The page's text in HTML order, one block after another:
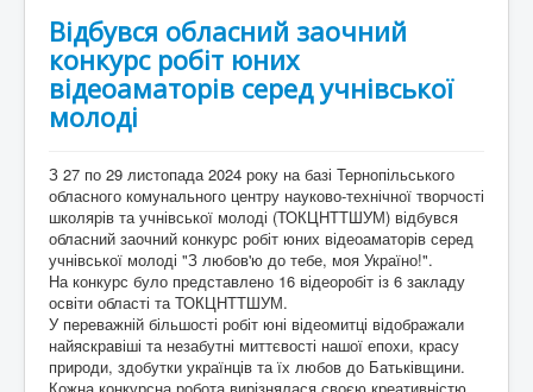
Відбувся обласний заочний
конкурс робіт юних
відеоаматорів серед учнівської
молоді
З 27 по 29 листопада 2024 року на базі Тернопільського
обласного комунального центру науково-технічної творчості
школярів та учнівської молоді (ТОКЦНТТШУМ) відбувся
обласний заочний конкурс робіт юних відеоаматорів серед
учнівської молоді "З любов'ю до тебе, моя Україно!".
На конкурс було представлено 16 відеоробіт із 6 закладу
освіти області та ТОКЦНТТШУМ.
У переважній більшості робіт юні відеомитці відображали
найяскравіші та незабутні миттєвості нашої епохи, красу
природи, здобутки українців та їх любов до Батьківщини.